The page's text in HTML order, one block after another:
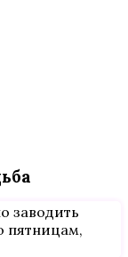
заводить
пятницам,